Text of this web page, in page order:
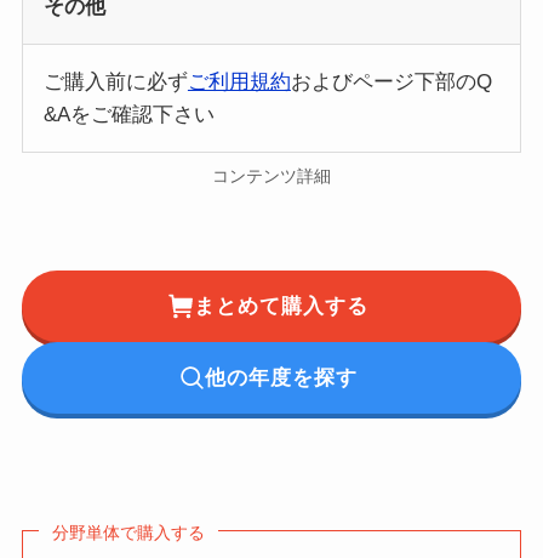
その他
ご購入前に必ずご利用規約およびページ下部のQ
&Aをご確認下さい
コンテンツ詳細
まとめて購入する
他の年度を探す
分野単体で購入する